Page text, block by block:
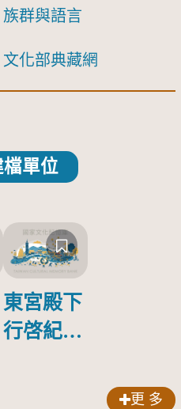
族群與語言
文化部典藏網
單位
東宮殿下
行啓紀念
更 多